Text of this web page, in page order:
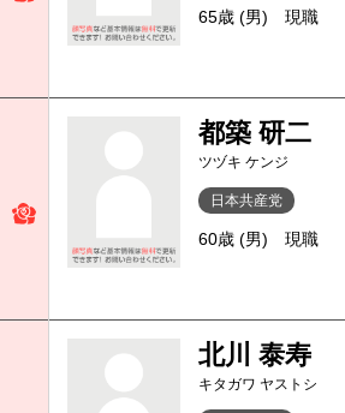
65歳 (男) 現職
都築 研二
ツヅキ ケンジ
日本共産党
60歳 (男) 現職
北川 泰寿
キタガワ ヤストシ